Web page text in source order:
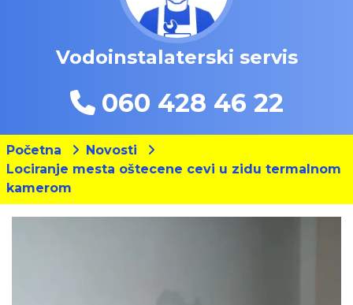
Vodoinstalaterski servis
060 428 46 22
Početna
Novosti
Lociranje mesta oštecene cevi u zidu termalnom
kamerom